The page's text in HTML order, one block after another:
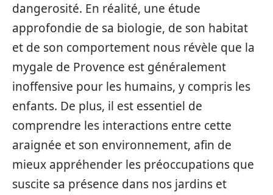
dangerosité. En réalité, une étude
approfondie de sa biologie, de son habitat
et de son comportement nous révèle que la
mygale de Provence est généralement
inoffensive pour les humains, y compris les
enfants. De plus, il est essentiel de
comprendre les interactions entre cette
araignée et son environnement, afin de
mieux appréhender les préoccupations que
suscite sa présence dans nos jardins et